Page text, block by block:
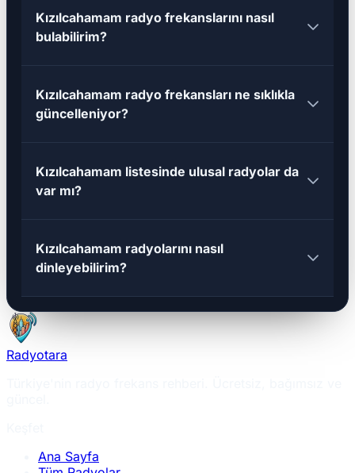
Kızılcahamam radyo frekanslarını nasıl
bulabilirim?
Kızılcahamam radyo frekansları ne sıklıkla
güncelleniyor?
Kızılcahamam listesinde ulusal radyolar da
var mı?
Kızılcahamam radyolarını nasıl
dinleyebilirim?
Radyotara
Ana Sayfa